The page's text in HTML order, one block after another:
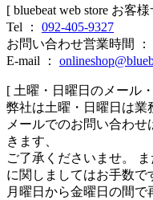
[ bluebeat web store お客
Tel ： 092-405-9327
お問い合わせ営業時間 ：
E-mail ：
[ 土曜・日曜日のメール
弊社は土曜・日曜日は業
メールでのお問い合わ
きます、
ご了承くださいませ。
に関しましてはお手数で
月曜日から金曜日の間